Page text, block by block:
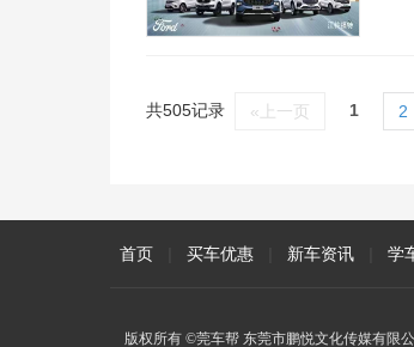
共505记录 «上一页 1 2
首页 买车优惠 新车资讯 学
版权所有 ©莞车帮 东莞市鹏悦文化传媒有限